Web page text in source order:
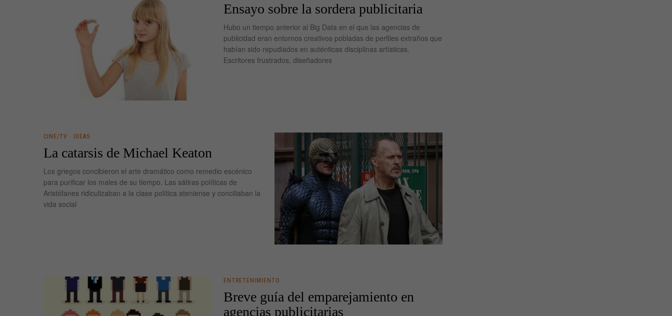
Ensayo sobre la sordera publicitaria
Hubo un tiempo anterior al Big Data en el que las agencias de
publicidad eran entornos creativos pobladas de perfiles extraños que
habían sido repudiados en auténticas disciplinas artísticas.
Escritores frustrados, diseñadores
CINE/TV · IDEAS
La catarsis de Michael Keaton
Los griegos concibieron el arte dramático como remedio escénico
para purificar los males de su tiempo. Las sátiras políticas de
Aristófanes ridiculizaban a la clase política ateniense y conciliaban la
vida social
ENTRETENIMIENTO
Breve guía del emparejamiento en
agencias publicitarias